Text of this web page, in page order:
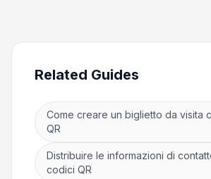
Related Guides
Come creare un biglietto da visita
QR
Distribuire le informazioni di
codici QR